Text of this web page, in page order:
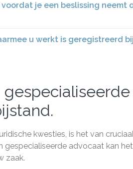
je een beslissing neemt
u werkt is geregistreerd
kwesties, is het van
gespecialiseerde advocaat kan
zaak.